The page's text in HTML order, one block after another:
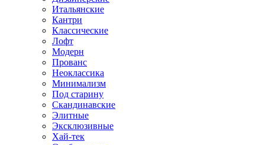
Итальянские
Кантри
Классические
Лофт
Модерн
Прованс
Неоклассика
Минимализм
Под старину
Скандинавские
Элитные
Эксклюзивные
Хай-тек